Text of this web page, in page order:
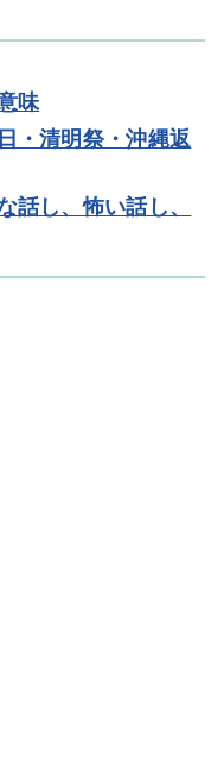
味
・清明祭・沖縄返
話し、怖い話し、